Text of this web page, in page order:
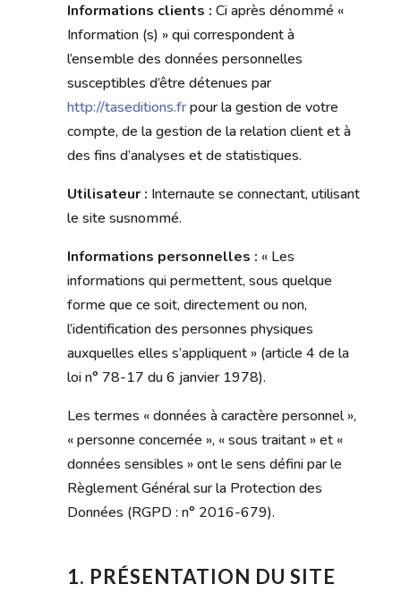
Informations clients : Ci après dénommé «
Information (s) » qui correspondent à
l’ensemble des données personnelles
susceptibles d’être détenues par
http://taseditions.frpour la gestion de votre
compte, de la gestion de la relation client et à
des fins d’analyses et de statistiques.
Utilisateur : Internaute se connectant, utilisant
le site susnommé.
Informations personnelles : « Les
informations qui permettent, sous quelque
forme que ce soit, directement ou non,
l’identification des personnes physiques
auxquelles elles s’appliquent » (article 4 de la
loi n° 78-17 du 6 janvier 1978).
Les termes « données à caractère personnel »,
« personne concernée », « sous traitant » et «
données sensibles » ont le sens défini par le
Règlement Général sur la Protection des
Données (RGPD : n° 2016-679).
1. PRÉSENTATION DU SITE